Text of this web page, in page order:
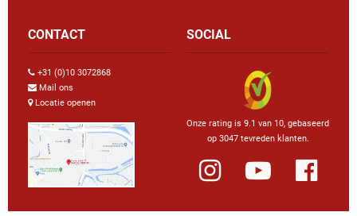
CONTACT
+31 (0)10 3072868
Mail ons
Locatie openen
SOCIAL
Onze rating is 9.1 van 10, gebaseerd
op 3047 tevreden klanten.